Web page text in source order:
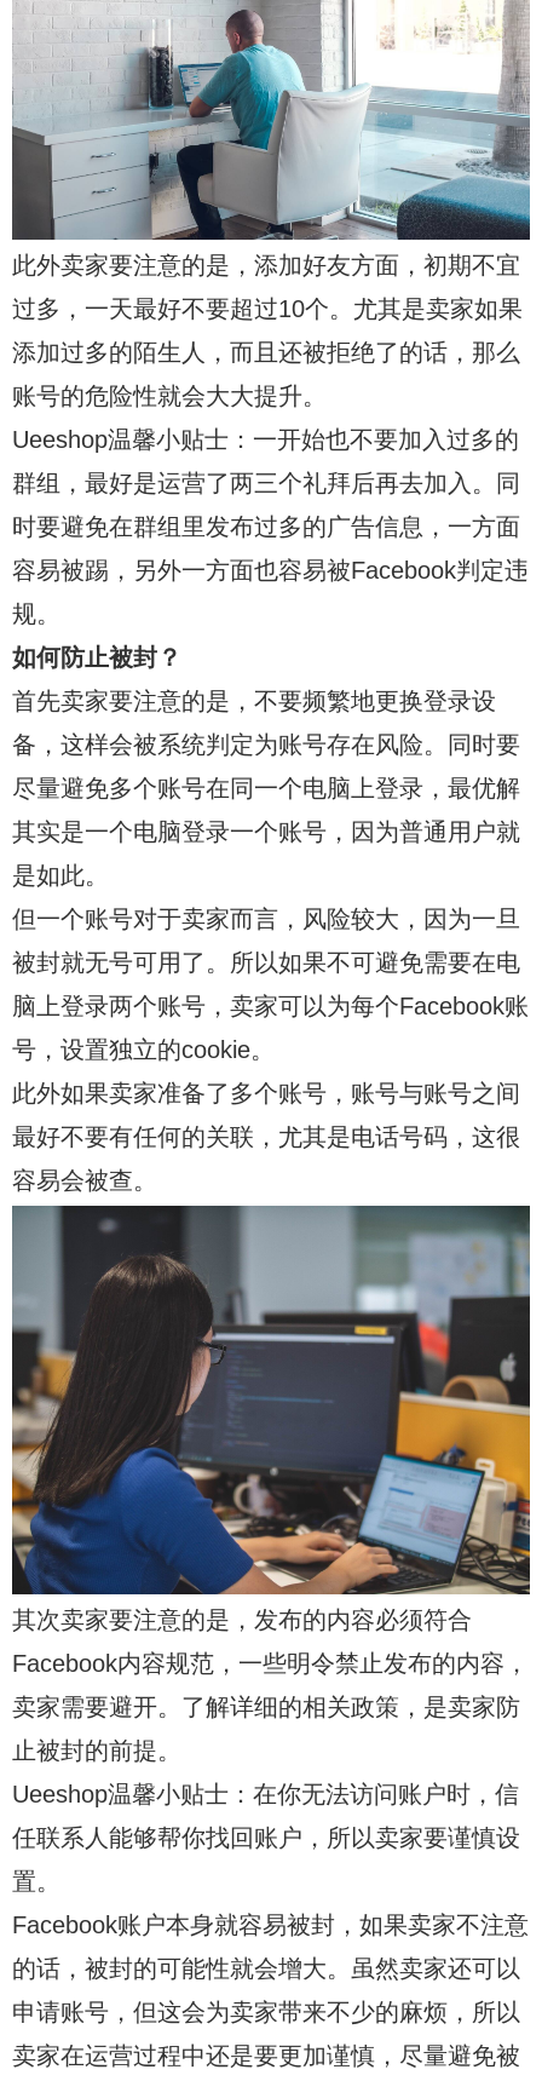
此外卖家要注意的是，添加好友方面，初期不宜
过多，一天最好不要超过10个。尤其是卖家如果
添加过多的陌生人，而且还被拒绝了的话，那么
账号的危险性就会大大提升。
Ueeshop温馨小贴士：一开始也不要加入过多的
群组，最好是运营了两三个礼拜后再去加入。同
时要避免在群组里发布过多的广告信息，一方面
容易被踢，另外一方面也容易被Facebook判定违
规。
如何防止被封？
首先卖家要注意的是，不要频繁地更换登录设
备，这样会被系统判定为账号存在风险。同时要
尽量避免多个账号在同一个电脑上登录，最优解
其实是一个电脑登录一个账号，因为普通用户就
是如此。
但一个账号对于卖家而言，风险较大，因为一旦
被封就无号可用了。所以如果不可避免需要在电
脑上登录两个账号，卖家可以为每个Facebook账
号，设置独立的cookie。
此外如果卖家准备了多个账号，账号与账号之间
最好不要有任何的关联，尤其是电话号码，这很
容易会被查。
其次卖家要注意的是，发布的内容必须符合
Facebook内容规范，一些明令禁止发布的内容，
卖家需要避开。了解详细的相关政策，是卖家防
止被封的前提。
Ueeshop温馨小贴士：在你无法访问账户时，信
任联系人能够帮你找回账户，所以卖家要谨慎设
置。
Facebook账户本身就容易被封，如果卖家不注意
的话，被封的可能性就会增大。虽然卖家还可以
申请账号，但这会为卖家带来不少的麻烦，所以
卖家在运营过程中还是要更加谨慎，尽量避免被